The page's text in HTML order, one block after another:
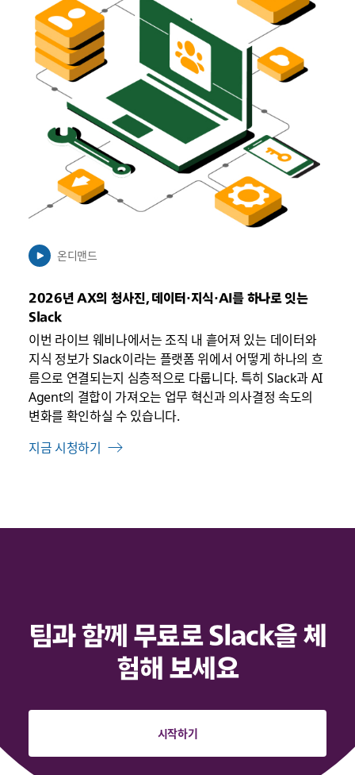
탭
에
서
열
온디맨드
2026년 AX의 청사진, 데이터·지식·AI를 하나로 잇는
Slack
이번 라이브 웨비나에서는 조직 내 흩어져 있는 데이터와
지식 정보가 Slack이라는 플랫폼 위에서 어떻게 하나의 흐
름으로 연결되는지 심층적으로 다룹니다. 특히 Slack과 AI
Agent의 결합이 가져오는 업무 혁신과 의사결정 속도의
변화를 확인하실 수 있습니다.
지금 시청하기
팀과 함께 무료로 Slack을 체
험해 보세요
시작하기